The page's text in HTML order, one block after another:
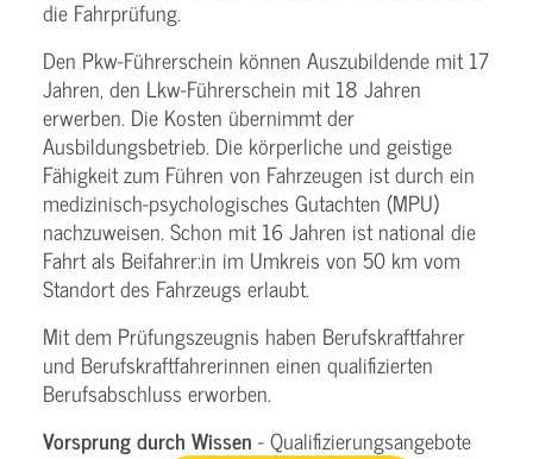
die Fahrprüfung.
Den Pkw-Führerschein können Auszubildende mit 17
Jahren, den Lkw-Führerschein mit 18 Jahren
erwerben. Die Kosten übernimmt der
Ausbildungsbetrieb. Die körperliche und geistige
Fähigkeit zum Führen von Fahrzeugen ist durch ein
medizinisch-psychologisches Gutachten (MPU)
nachzuweisen. Schon mit 16 Jahren ist national die
Fahrt als Beifahrer:in im Umkreis von 50 km vom
Standort des Fahrzeugs erlaubt.
Mit dem Prüfungszeugnis haben Berufskraftfahrer
und Berufskraftfahrerinnen einen qualifizierten
Berufsabschluss erworben.
Vorsprung durch Wissen - Qualifizierungsangebote